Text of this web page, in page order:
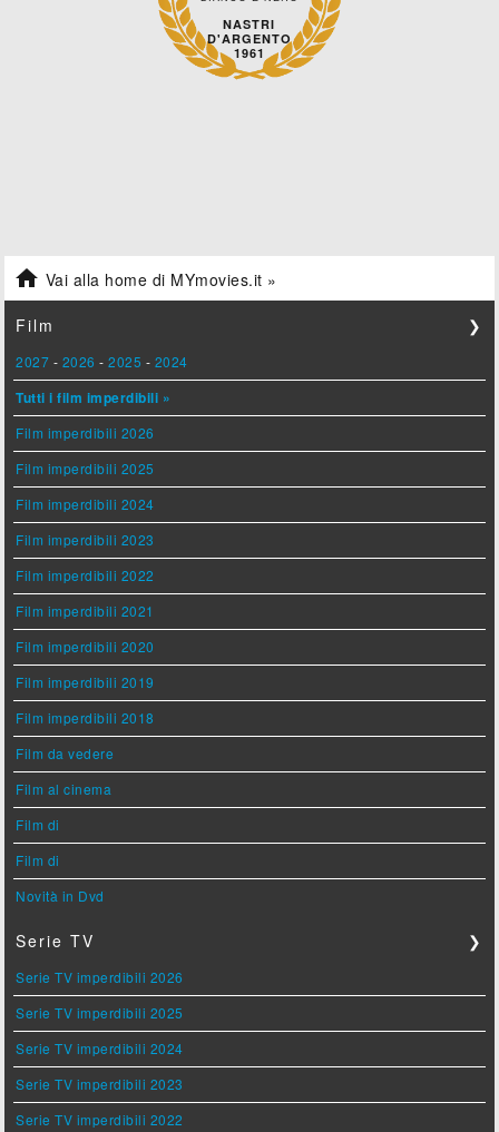
NASTRI
D'ARGENTO
1961
 Vai alla home di MYmovies.it »
Film ❯
2027 - 2026 -2025 - 2024
Tutti i film imperdibili »
Film imperdibili 2026
Film imperdibili 2025
Film imperdibili 2024
Film imperdibili 2023
Film imperdibili 2022
Film imperdibili 2021
Film imperdibili 2020
Film imperdibili 2019
Film imperdibili 2018
Film da vedere
Film al cinema
Film di
Film di
Novità in Dvd
Serie TV ❯
Serie TV imperdibili 2026
Serie TV imperdibili 2025
Serie TV imperdibili 2024
Serie TV imperdibili 2023
Serie TV imperdibili 2022